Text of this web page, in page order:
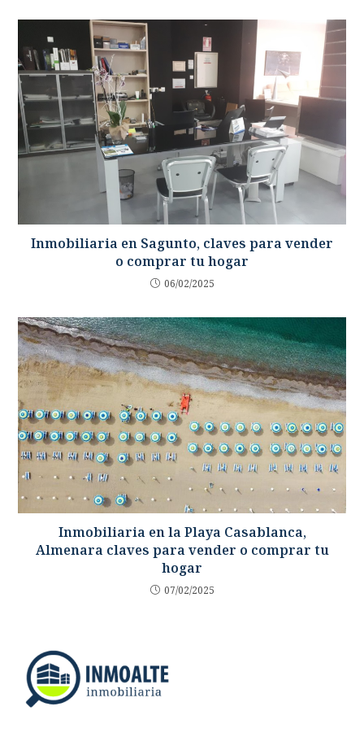
Inmobiliaria en Sagunto, claves para vender
o comprar tu hogar
06/02/2025
Inmobiliaria en la Playa Casablanca,
Almenara claves para vender o comprar tu
hogar
07/02/2025